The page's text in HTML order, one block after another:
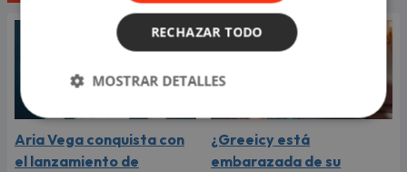
Aria Vega conquista con
el lanzamiento de
¿Greeicy está
embarazada de su
RECHAZAR TODO
MOSTRAR DETALLES